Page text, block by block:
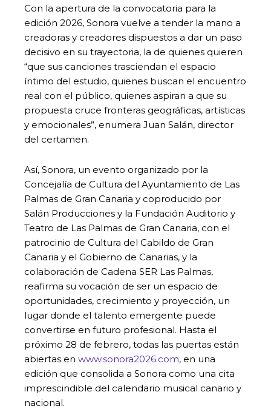
Con la apertura de la convocatoria para la
edición 2026, Sonora vuelve a tender la mano a
creadoras y creadores dispuestos a dar un paso
decisivo en su trayectoria, la de quienes quieren
“que sus canciones trasciendan el espacio
íntimo del estudio, quienes buscan el encuentro
real con el público, quienes aspiran a que su
propuesta cruce fronteras geográficas, artísticas
y emocionales”, enumera Juan Salán, director
del certamen.
Así, Sonora, un evento organizado por la
Concejalía de Cultura del Ayuntamiento de Las
Palmas de Gran Canaria y coproducido por
Salán Producciones y la Fundación Auditorio y
Teatro de Las Palmas de Gran Canaria, con el
patrocinio de Cultura del Cabildo de Gran
Canaria y el Gobierno de Canarias, y la
colaboración de Cadena SER Las Palmas,
reafirma su vocación de ser un espacio de
oportunidades, crecimiento y proyección, un
lugar donde el talento emergente puede
convertirse en futuro profesional. Hasta el
próximo 28 de febrero, todas las puertas están
abiertas en www.sonora2026.com, en una
edición que consolida a Sonora como una cita
imprescindible del calendario musical canario y
nacional.